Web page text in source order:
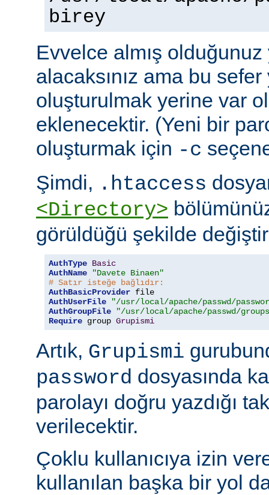
birey
Evvelce almış olduğunuz
alacaksınız ama bu
oluşturulmak yerine var
eklenecektir. (Yeni bir
oluşturmak için -c
Şimdi, .htaccess
<Directory>
görüldüğü şekilde
AuthType Basic
AuthName
"Davete Binaen"
# Satır isteğe bağlıdır:
AuthBasicProvider
AuthUserFile
"/usr/local/apache/passwd/
AuthGroupFile
"/usr/local/apache/passwd/
Require group Grupismi
Artık, Grupismi
password dosyasında
parolayı doğru yazdığı
verilecektir.
Çoklu kullanıcıya izin
kullanılan başka bir yol